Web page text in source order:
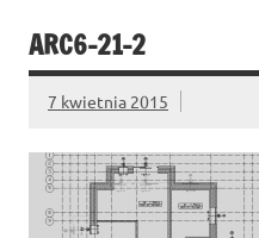
ARC6-21-2
7 kwietnia 2015